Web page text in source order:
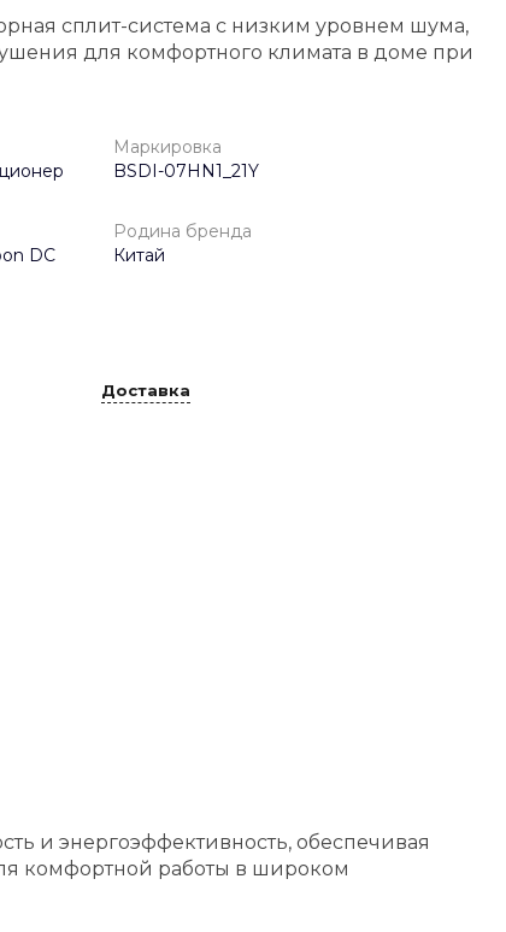
сплит-система с низким уровнем шума,
для комфортного климата в доме при
Маркировка
BSDI-07HN1_21Y
DC
Родина бренда
Китай
Доставка
и энергоэффективность, обеспечивая
комфортной работы в широком